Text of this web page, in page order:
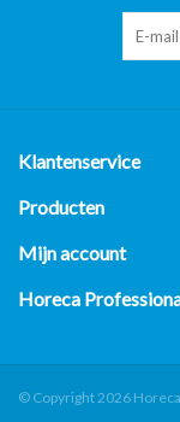
Klantenservice
Producten
Mijn account
Horeca
© Copyright 2026